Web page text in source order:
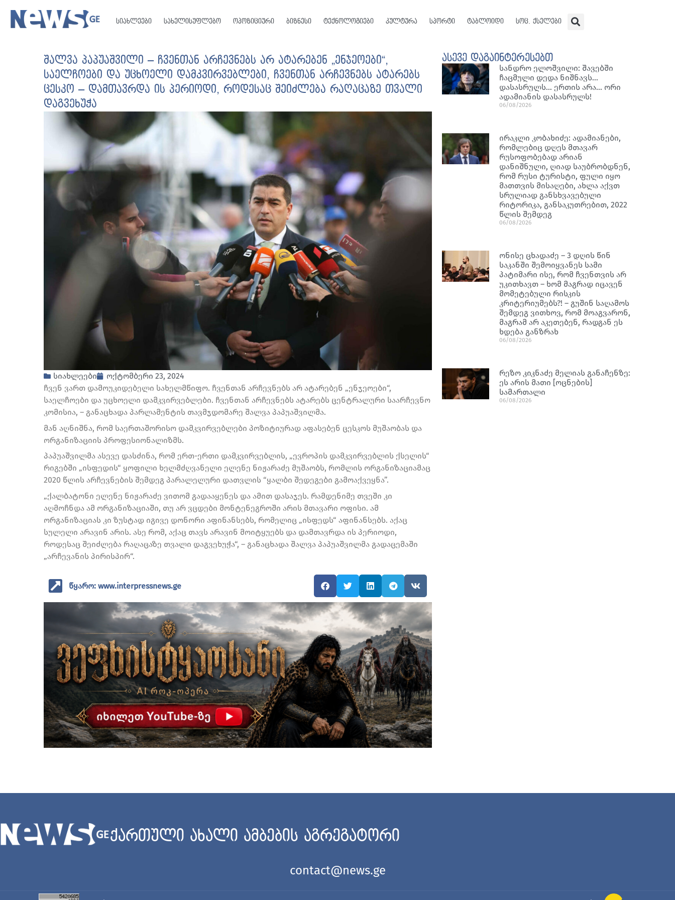
სიახლეები სახელისუფლებო ოპოზიციური ბიზნესი ტექნოლოგიები კულტურა სპორტი ტაბლოიდი სოც. ქსელები
შალვა პაპუაშვილი – ჩვენთან არჩევნებს არ ატარებენ „ენჯეოები“,
საელჩოები და უცხოელი დამკვირვებლები, ჩვენთან არჩევნებს ატარებს
ცესკო – დამთავრდა ის პერიოდი, როდესაც შეიძლება რაღაცაზე თვალი
დაგვეხუჭა
სიახლეები
ოქტომბერი 23, 2024
ჩვენ ვართ დამოუკიდებელი სახელმწიფო. ჩვენთან არჩევნებს არ ატარებენ „ენჯეოები“,
საელჩოები და უცხოელი დამკვირვებლები. ჩვენთან არჩევნებს ატარებს ცენტრალური საარჩევნო
კომისია, – განაცხადა პარლამენტის თავმჯდომარე შალვა პაპუაშვილმა.
მან აღნიშნა, რომ საერთაშორისო დამკვირვებლები პოზიტიურად აფასებენ ცესკოს მუშაობას და
ორგანიზაციის პროფესიონალიზმს.
პაპუაშვილმა ასევე დასძინა, რომ ერთ-ერთი დამკვირვებლის, „ევროპის დამკვირვებლის ქსელის“
რიგებში „ისფედის“ ყოფილი ხელმძღვანელი ელენე ნიჟარაძე მუშაობს, რომლის ორგანიზაციამაც
2020 წლის არჩევნების შემდეგ პარალელური დათვლის “ყალბი შედეგები გამოაქვეყნა”.
„ქალბატონი ელენე ნიჟარაძე ვითომ გადააყენეს და ამით დასაჯეს. რამდენიმე თვეში კი
აღმოჩნდა ამ ორგანიზაციაში, თუ არ ვცდები მონტენეგროში არის მთავარი ოფისი. ამ
ორგანიზაციას კი ზუსტად იგივე დონორი აფინანსებს, რომელიც „ისფედს“ აფინანსებს. აქაც
სულელი არავინ არის. ასე რომ, აქაც თავს არავინ მოიტყუებს და დამთავრდა ის პერიოდი,
როდესაც შეიძლება რაღაცაზე თვალი დაგვეხუჭა“, – განაცხადა შალვა პაპუაშვილმა გადაცემაში
„არჩევანის პირისპირ“.
წყარო: www.interpressnews.ge
ასევე დაგაინტერესებთ
სანდრო ელოშვილი: შავებში
ჩაცმული დედა ნიშნავს…
დასასრულს… ერთის არა… ორი
ადამიანის დასასრულს!
06/08/2026
ირაკლი კობახიძე: ადამიანები,
რომლებიც დღეს მთავარ
რუსოფობებად არიან
დანიშნული, ღიად საუბრობდნენ,
რომ რუსი ტურისტი, ფული იყო
მათთვის მისაღები, ახლა აქვთ
სრულიად განსხვავებული
რიტორიკა, განსაკუთრებით, 2022
წლის შემდეგ
06/08/2026
ონისე ცხადაძე – 3 დღის წინ
საკანში შემოიყვანეს სამი
პატიმარი ისე, რომ ჩვენთვის არ
უკითხავთ – ხომ მაგრად იცავენ
მომეტებული რისკის
კრიტერიუმებს?! – გუშინ საღამოს
შემდეგ ვითხოვ, რომ მოაგვარონ,
მაგრამ არ აკეთებენ, რადგან ეს
ხდება განზრახ
06/08/2026
რეზო კიკნაძე მელიას განაჩენზე:
ეს არის მათი [ოცნების]
სამართალი
06/08/2026
ქართული ახალი ამბების აგრეგატორი
contact@news.ge